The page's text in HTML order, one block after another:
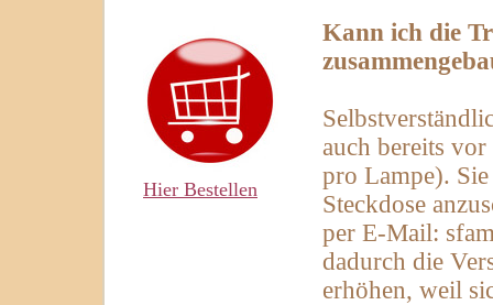
Kann ich die
auch bereits
pro Lampe).
Steckdose
per E-Mail:
dadurch die
erhöhen, weil
Hier Bestellen